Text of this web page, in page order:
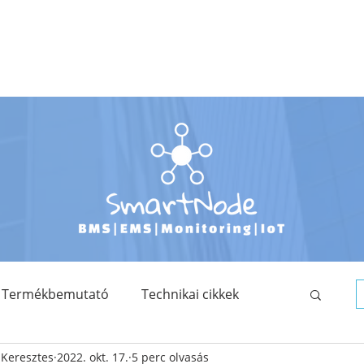
Termékbemutató Technikai cikkek
fejlesztés SmartNode
2022. okt. 17. 5 perc olvasás